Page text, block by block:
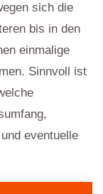
sich die
bis in den
einmalige
Sinnvoll ist
eventuelle